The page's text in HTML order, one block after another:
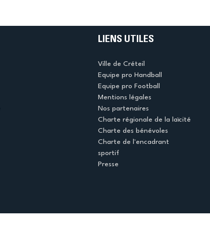
LIENS UTILES
Ville de Créteil
Equipe pro Handball
Equipe pro Football
Mentions légales
Nos partenaires
Charte régionale de la laïcité
Charte des bénévoles
Charte de l'encadrant
sportif
Presse